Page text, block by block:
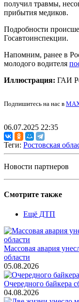
получил травмы,
прибытия медиков.
Подробности
Госавтоинспекции.
Напомним, ранее в
молодого водителя
Иллюстрация: ГАИ
Подпишитесь на нас в
06.07.2025 22:35
Теги: Ростовская
Новости партнеров
Смотрите также
Ещё ДТП
Массовая авария
области
05.08.2026
Очередного байкера
04.08.2026